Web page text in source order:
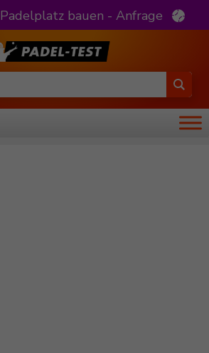
Padelplatz bauen - Anfrage